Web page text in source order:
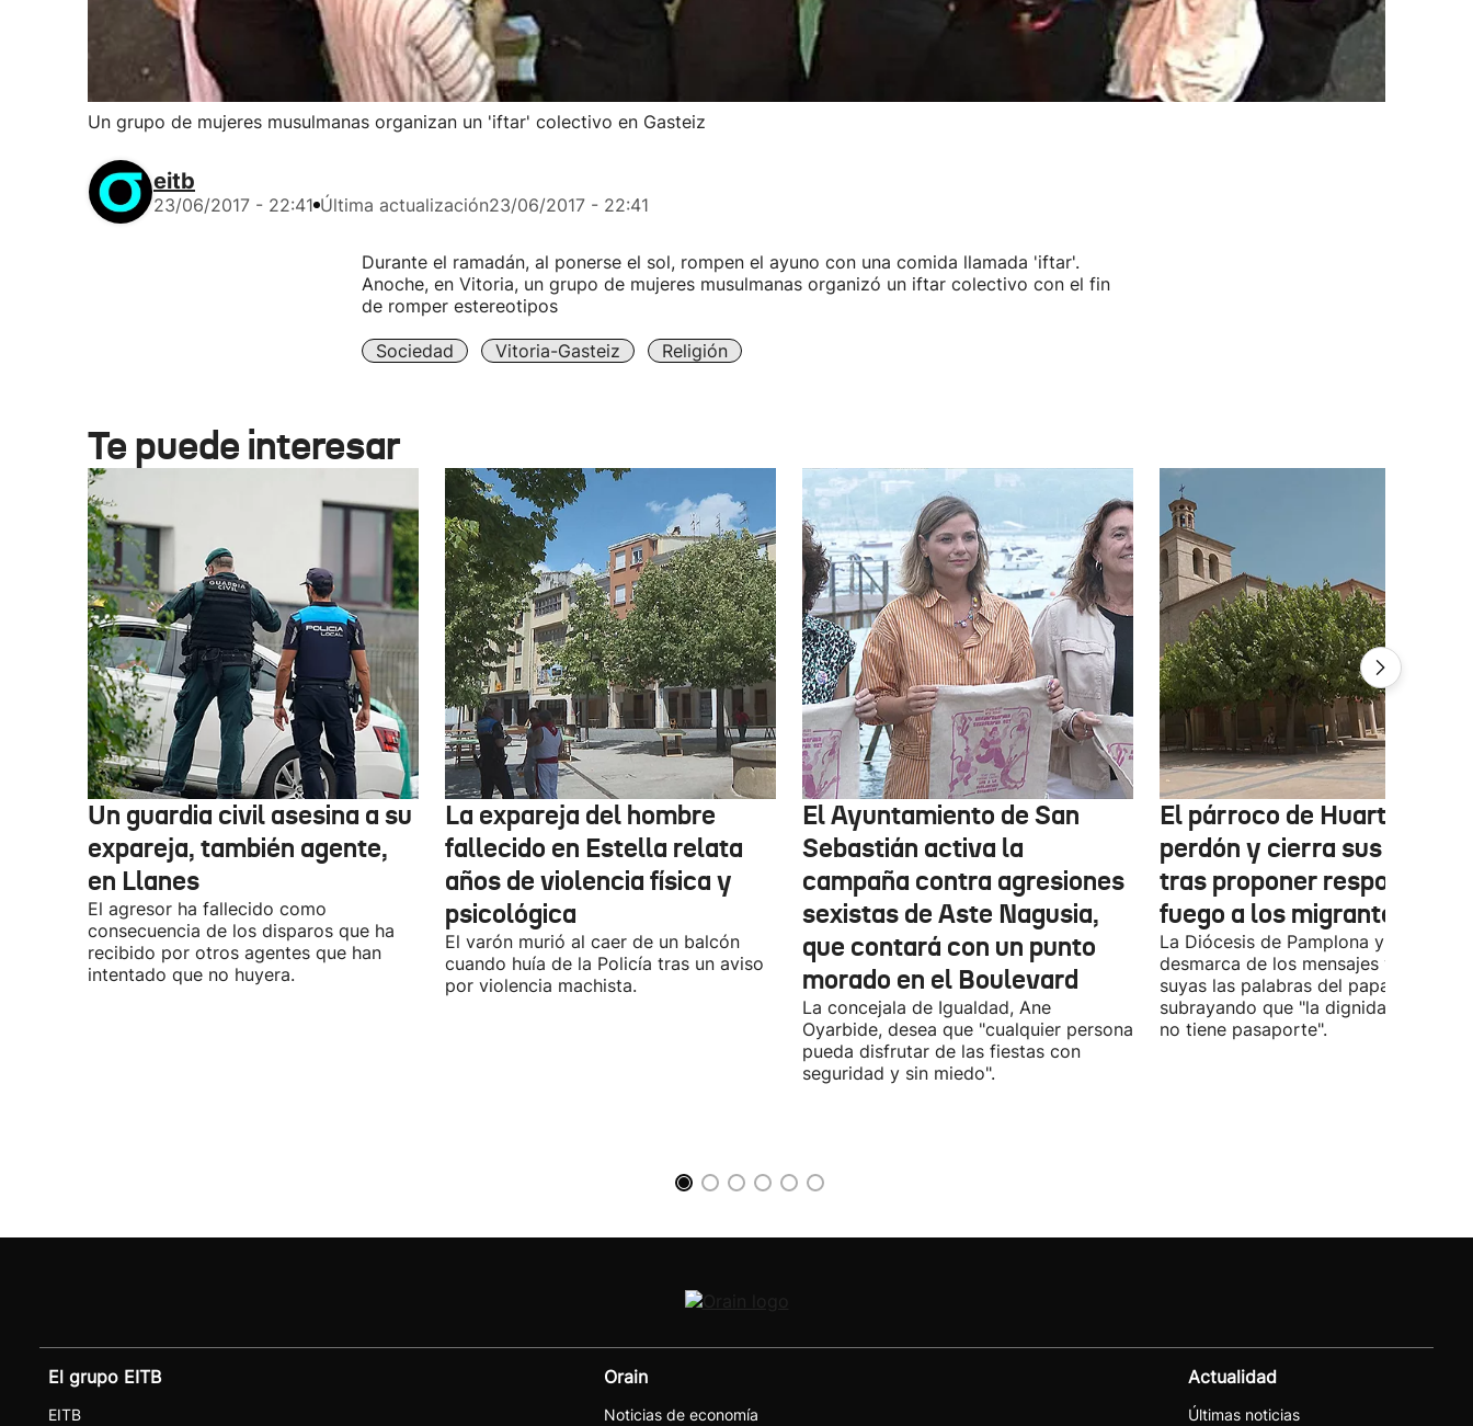
Un grupo de mujeres musulmanas organizan un 'iftar' colectivo en Gasteiz
eitb
23/06/2017 - 22:41 Última actualización23/06/2017 - 22:41
Durante el ramadán, al ponerse el sol, rompen el ayuno con una comida llamada 'iftar'.
Anoche, en Vitoria, un grupo de mujeres musulmanas organizó un iftar colectivo con el fin
de romper estereotipos
Sociedad Vitoria-Gasteiz Religión
Te puede interesar
Un guardia civil asesina a su
expareja, también agente,
en Llanes
El agresor ha fallecido como
consecuencia de los disparos que ha
recibido por otros agentes que han
intentado que no huyera.
La expareja del hombre
fallecido en Estella relata
años de violencia física y
psicológica
El varón murió al caer de un balcón
cuando huía de la Policía tras un aviso
por violencia machista.
El Ayuntamiento de San
Sebastián activa la
campaña contra agresiones
sexistas de Aste Nagusia,
que contará con un punto
morado en el Boulevard
La concejala de Igualdad, Ane
Oyarbide, desea que "cualquier persona
pueda disfrutar de las fiestas con
seguridad y sin miedo".
El párroco de Huarte pide
perdón y cierra sus redes
tras proponer responder
fuego a los migrantes
La Diócesis de Pamplona y Tudela se
desmarca de los mensajes y hace
suyas las palabras del papa
subrayando que "la dignidad humana
no tiene pasaporte".
El grupo EITB
EITB
Orain
Noticias de economía
Actualidad
Últimas noticias